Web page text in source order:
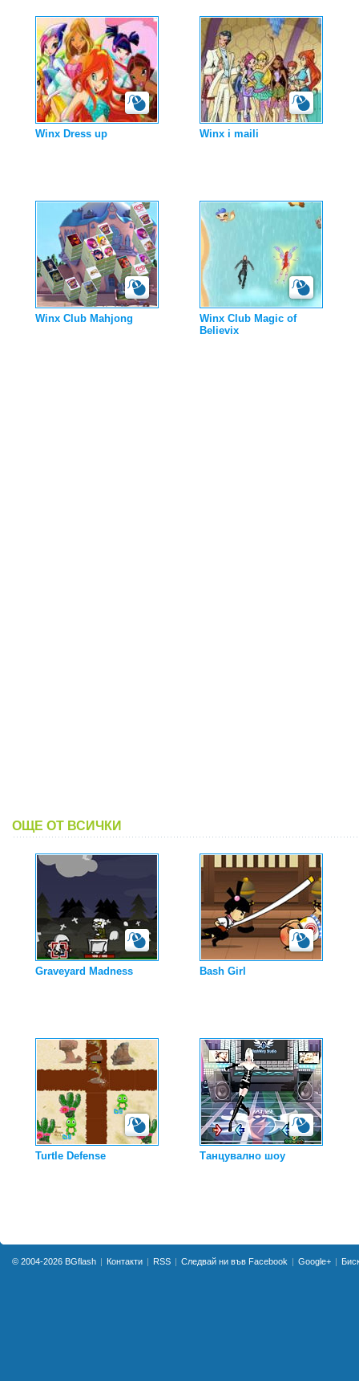
Winx Dress up Winx i maili
Winx Club Mahjong
Winx Club Magic of
Believix
ОЩЕ ОТ ВСИЧКИ
Graveyard Madness Bash Girl
Turtle Defense Танцувално шоу
© 2004-2026 BGflash Контакти RSS Следвай ни във Facebook Google+